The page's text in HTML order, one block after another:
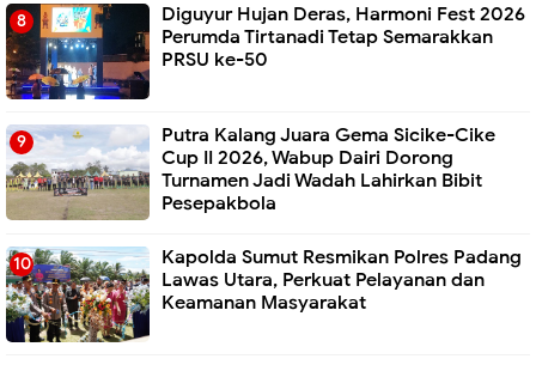
Diguyur Hujan Deras, Harmoni Fest 2026
Perumda Tirtanadi Tetap Semarakkan
PRSU ke-50
Putra Kalang Juara Gema Sicike-Cike
Cup II 2026, Wabup Dairi Dorong
Turnamen Jadi Wadah Lahirkan Bibit
Pesepakbola
Kapolda Sumut Resmikan Polres Padang
Lawas Utara, Perkuat Pelayanan dan
Keamanan Masyarakat